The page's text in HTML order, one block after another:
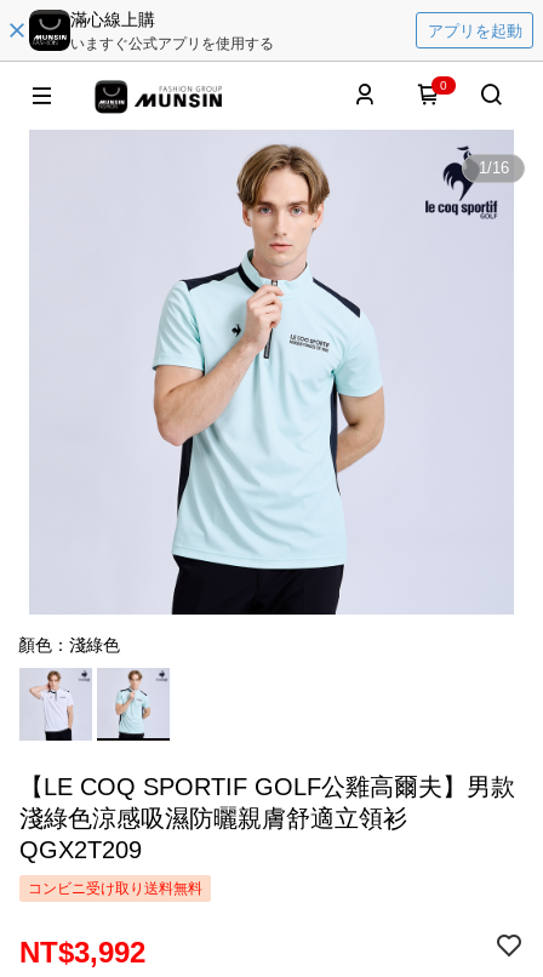
滿心線上購
いますぐ公式アプリを使用する
アプリを起動
0
1/16
顏色：淺綠色
【LE COQ SPORTIF GOLF公雞高爾夫】男款
淺綠色涼感吸濕防曬親膚舒適立領衫
QGX2T209
コンビニ受け取り送料無料
NT$3,992